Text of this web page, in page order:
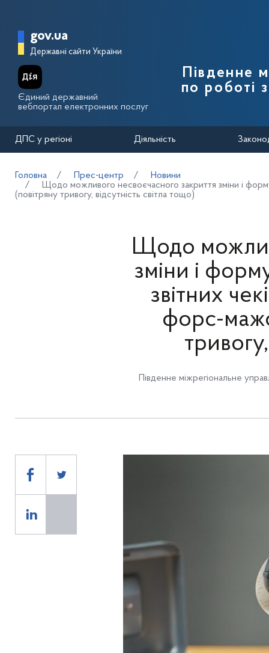
Головна сторінка Державної
gov.ua
Державні сайти України
Єдиний державний
вебпортал електронних послуг
Південне
по роботі
ДПС у регіоні Діяльність
Головна Прес-центр
Новини
Щодо можливого несвоєчасного закриття зміни і
(повітряну тривогу, відсутність світла тощо)
Щодо
зміни і
звітних
форс-
Південне міжрегіональне